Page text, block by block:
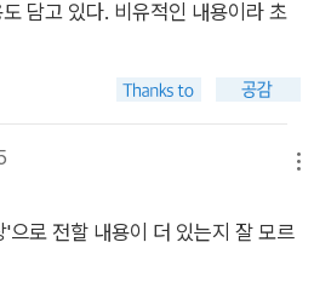
담고 있다. 비유적인 내용이라 초
으로 전할 내용이 더 있는지 잘 모르